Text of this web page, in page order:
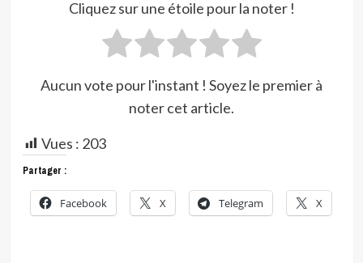
Cliquez sur une étoile pour la noter !
Aucun vote pour l'instant ! Soyez le premier à
noter cet article.
Vues : 203
Partager :
Facebook X Telegram X